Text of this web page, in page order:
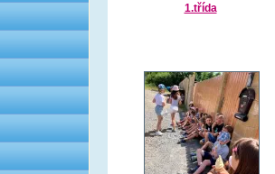
1.třída